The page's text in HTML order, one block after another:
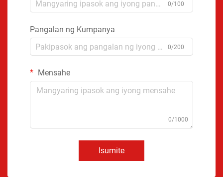
0/100
Pangalan ng Kumpanya
0/200
Mensahe
0/1000
Isumite